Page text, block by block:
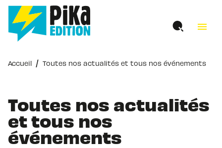
MENU RECHERCHE
PIED DE PAGE
menu
Accueil / Toutes nos actualités et tous nos événements
Toutes nos actualités
et tous nos
événements